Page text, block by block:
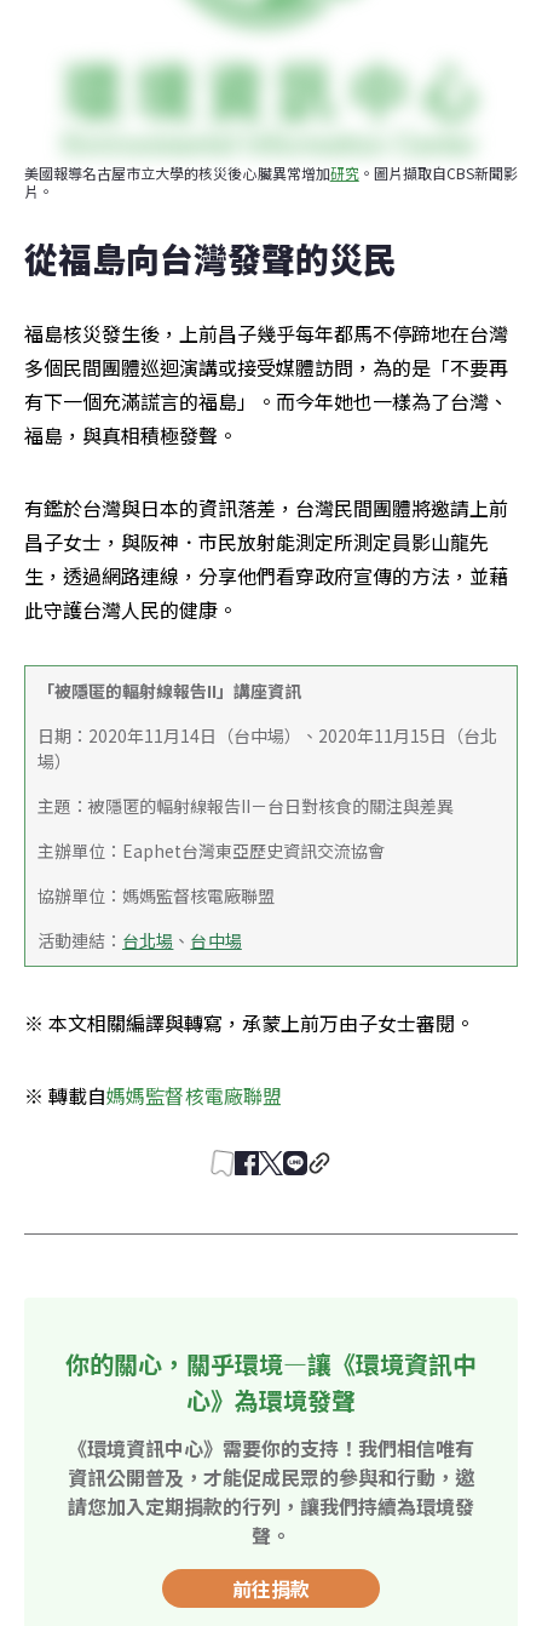
美國報導名古屋市立大學的核災後心臟異常增加研究。圖片擷取自CBS新聞影
片。
從福島向台灣發聲的災民
福島核災發生後，上前昌子幾乎每年都馬不停蹄地在台灣
多個民間團體巡迴演講或接受媒體訪問，為的是「不要再
有下一個充滿謊言的福島」。而今年她也一樣為了台灣、
福島，與真相積極發聲。
有鑑於台灣與日本的資訊落差，台灣民間團體將邀請上前
昌子女士，與阪神．市民放射能測定所測定員影山龍先
生，透過網路連線，分享他們看穿政府宣傳的方法，並藉
此守護台灣人民的健康。
「被隱匿的輻射線報告II」講座資訊
日期：2020年11月14日（台中場）、2020年11月15日（台北
場）
主題：被隱匿的輻射線報告II－台日對核食的關注與差異
主辦單位：Eaphet台灣東亞歷史資訊交流協會
協辦單位：媽媽監督核電廠聯盟
活動連結： 台北場 、 台中場
※ 本文相關編譯與轉寫，承蒙上前万由子女士審閱。
※ 轉載自媽媽監督核電廠聯盟
你的關心，關乎環境—讓《環境資訊中
心》為環境發聲
《環境資訊中心》需要你的支持！我們相信唯有
資訊公開普及，才能促成民眾的參與和行動，邀
請您加入定期捐款的行列，讓我們持續為環境發
聲。
前往捐款